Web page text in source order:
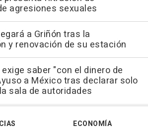
agresiones sexuales
a Griñón tras la
y renovación de su estación
saber "con el dinero de
a México tras declarar solo
sala de autoridades
ECONOMÍA